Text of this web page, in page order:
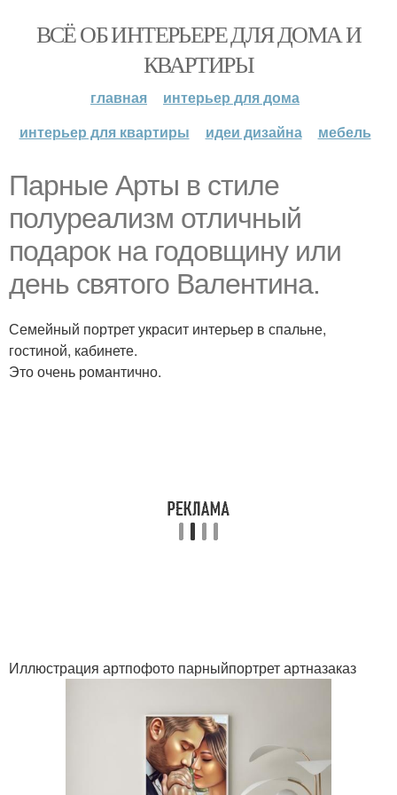
ВСЁ ОБ ИНТЕРЬЕРЕ ДЛЯ ДОМА И
КВАРТИРЫ
главная
интерьер для дома
интерьер для квартиры
идеи дизайна мебель
Парные Арты в стиле
полуреализм отличный
подарок на годовщину или
день святого Валентина.
Семейный портрет украсит интерьер в спальне,
гостиной, кабинете.
Это очень романтично.
Иллюстрация артпофото парныйпортрет артназаказ